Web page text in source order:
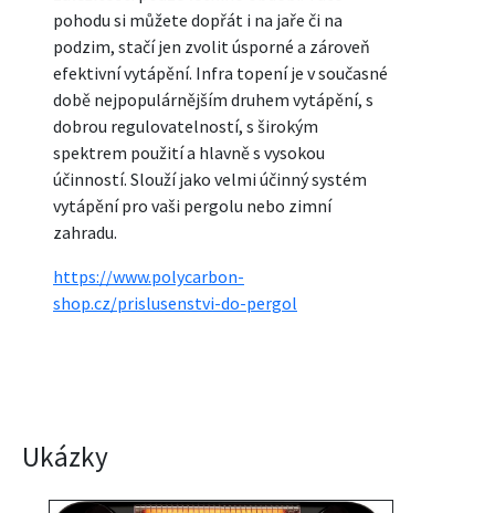
pohodu si můžete dopřát i na jaře či na
podzim, stačí jen zvolit úsporné a zároveň
efektivní vytápění. Infra topení je v současné
době nejpopulárnějším druhem vytápění, s
dobrou regulovatelností, s širokým
spektrem použití a hlavně s vysokou
účinností. Slouží jako velmi účinný systém
vytápění pro vaši pergolu nebo zimní
zahradu.
https://www.polycarbon-
shop.cz/prislusenstvi-do-pergol
Ukázky